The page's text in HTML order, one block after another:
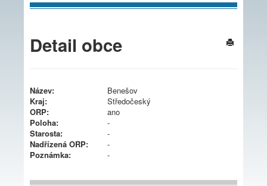
Detail obce
Název:
Benešov
Kraj:
Středočeský
ORP:
ano
Poloha:
-
Starosta:
-
Nadřízená ORP:
-
Poznámka:
-